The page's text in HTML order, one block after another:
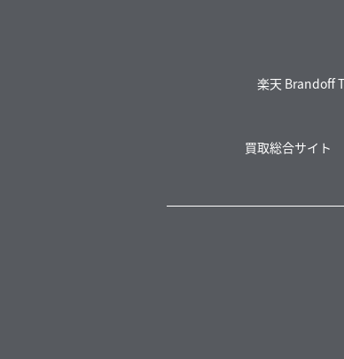
楽天 Brandoff
買取総合サイト